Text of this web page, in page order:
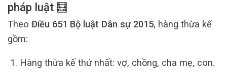
pháp luật 🧮
Theo Điều 651 Bộ luật Dân sự 2015, hàng thừa kế
gồm:
Hàng thừa kế thứ nhất: vợ, chồng, cha mẹ, con.